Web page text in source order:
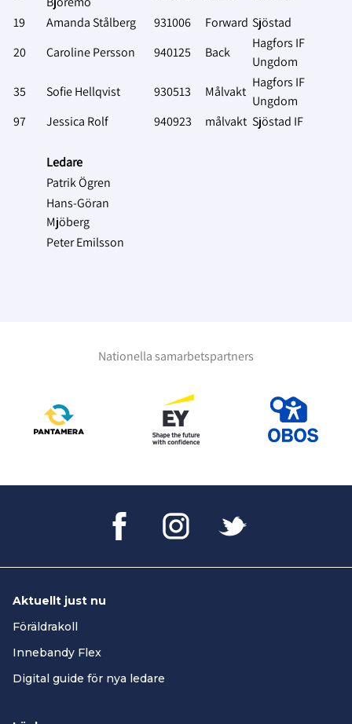
19
Amanda Stålberg 931006 Forward Sjöstad
20
Caroline Persson 940125 Back
Hagfors IF
Ungdom
35
Sofie Hellqvist 930513 Målvakt
Hagfors IF
Ungdom
97
Jessica Rolf 940923 målvakt Sjöstad IF
Ledare
Patrik Ögren
Hans-Göran
Mjöberg
Peter Emilsson
Nationella samarbetspartners
Aktuellt just nu
Föräldrakoll
Innebandy Flex
Digital guide för nya ledare